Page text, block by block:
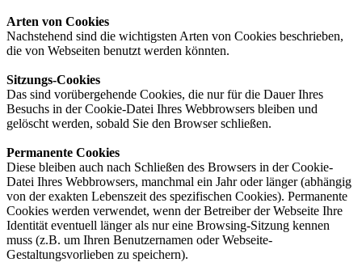
Arten von Cookies
Nachstehend sind die wichtigsten Arten von Cookies beschrieben,
die von Webseiten benutzt werden könnten.
Sitzungs-Cookies
Das sind vorübergehende Cookies, die nur für die Dauer Ihres
Besuchs in der Cookie-Datei Ihres Webbrowsers bleiben und
gelöscht werden, sobald Sie den Browser schließen.
Permanente Cookies
Diese bleiben auch nach Schließen des Browsers in der Cookie-
Datei Ihres Webbrowsers, manchmal ein Jahr oder länger (abhängig
von der exakten Lebenszeit des spezifischen Cookies). Permanente
Cookies werden verwendet, wenn der Betreiber der Webseite Ihre
Identität eventuell länger als nur eine Browsing-Sitzung kennen
muss (z.B. um Ihren Benutzernamen oder Webseite-
Gestaltungsvorlieben zu speichern).